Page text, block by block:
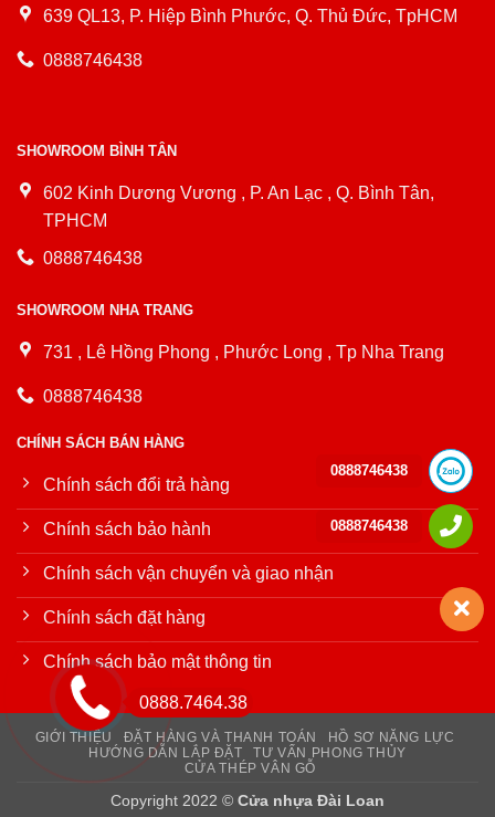
639 QL13, P. Hiệp Bình Phước, Q. Thủ Đức, TpHCM
0888746438
SHOWROOM BÌNH TÂN
602 Kinh Dương Vương , P. An Lạc , Q. Bình Tân,
TPHCM
0888746438
SHOWROOM NHA TRANG
731 , Lê Hồng Phong , Phước Long , Tp Nha Trang
0888746438
CHÍNH SÁCH BÁN HÀNG
Chính sách đổi trả hàng
Chính sách bảo hành
Chính sách vận chuyển và giao nhận
Chính sách đặt hàng
Chính sách bảo mật thông tin
GIỚI THIỆU ĐẶT HÀNG VÀ THANH TOÁN
HỒ SƠ NĂNG LỰC
HƯỚNG DẪN LẮP ĐẶT
TƯ VẤN PHONG THỦY
CỬA THÉP VÂN GỖ
Copyright 2022 © Cửa nhựa Đài Loan
0888.7464.38
0888746438
0888746438